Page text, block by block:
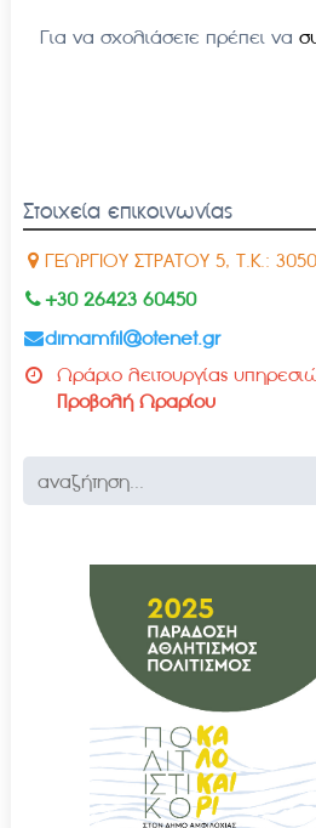
Για να σχολιάσετε πρέπει να
Στοιχεία επικοινωνίας
ΓΕΩΡΓΙΟΥ ΣΤΡΑΤΟΥ 5, Τ.Κ.:
+30 26423 60450
dimamfil@otenet.gr
Ωράριο λειτουργίας
Προβολή Ωραρίου